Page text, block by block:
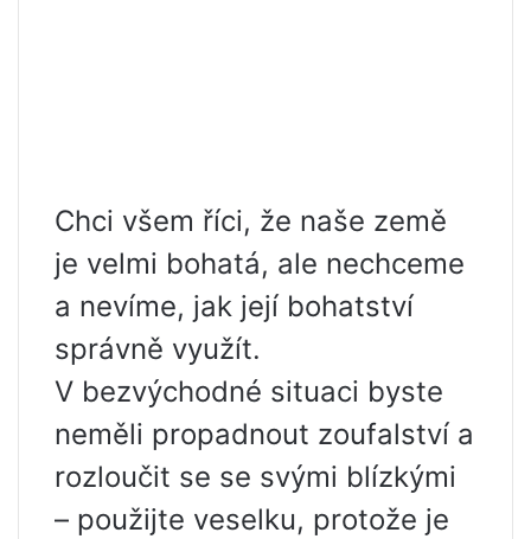
Chci všem říci, že naše země
je velmi bohatá, ale nechceme
a nevíme, jak její bohatství
správně využít.
V bezvýchodné situaci byste
neměli propadnout zoufalství a
rozloučit se se svými blízkými
– použijte veselku, protože je